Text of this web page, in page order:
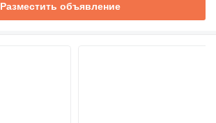
Разместить объявление